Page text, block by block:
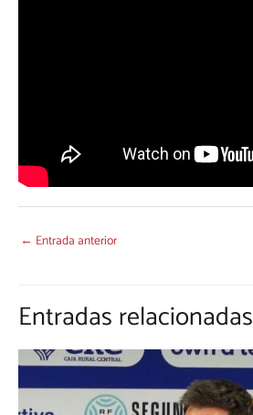
← Entrada anterior
Entradas relacionadas